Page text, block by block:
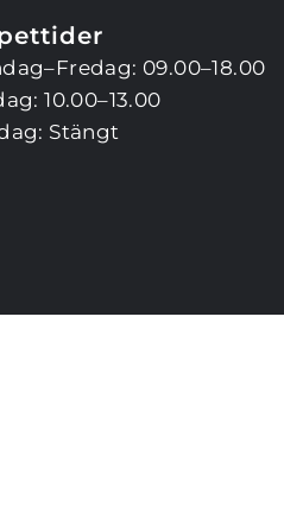
09.00–18.00
10.00–13.00
Stängt